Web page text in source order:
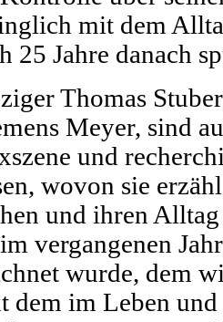
mit dem
25 Jahre danach
Thomas
Meyer, sind
und
wovon sie
und ihren
vergangenen
wurde, dem
dem im Leben